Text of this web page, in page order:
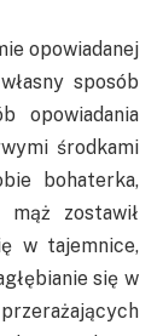
opowiadanej
sposób
opowiadania
środkami
bohaterka,
zostawił
w tajemnice,
się w